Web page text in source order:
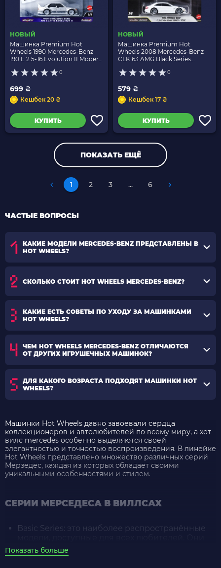
НОВЫЙ
Машинка Premium Hot
Wheels 1990 Mercedes-Benz
190 E 2.5-16 Evolution II Modern
0
699 ₴
Кешбек 20 ₴
КУПИТЬ
НОВЫЙ
Машинка Premium Hot
Wheels 2008 Mercedes-Benz
CLK 63 AMG Black Series
0
579 ₴
Кешбек 17 ₴
КУПИТЬ
ПОКАЗАТЬ ЕЩЁ
1 2 3 ... 6
ЧАСТЫЕ ВОПРОСЫ
КАКИЕ МОДЕЛИ MERCEDES-BENZ ПРЕДСТАВЛЕНЫ В
HOT WHEELS?
СКОЛЬКО СТОИТ HOT WHEELS MERCEDES-BENZ?
КАКИЕ ЕСТЬ СОВЕТЫ ПО УХОДУ ЗА МАШИНКАМИ
HOT WHEELS?
ЧЕМ HOT WHEELS MERCEDES-BENZ ОТЛИЧАЮТСЯ
ОТ ДРУГИХ ИГРУШЕЧНЫХ МАШИНОК?
ДЛЯ КАКОГО ВОЗРАСТА ПОДХОДЯТ МАШИНКИ HOT
WHEELS?
Машинки Hot Wheels давно завоевали сердца
коллекционеров и автолюбителей по всему миру, а хот
вилс mercedes особенно выделяются своей
элегантностью и точностью воспроизведения. В линейке
Hot Wheels представлено множество различных серий
Мерзедес, каждая из которых обладает своими
уникальными особенностями и стилем.
СЕРИИ МЕРСЕДЕСА В ВИЛЛСАХ
Basic Series: это наиболее распространённые
отличаются простотой дизайна и невысокой
ценой, что делает их отличным выбором для
Показать больше